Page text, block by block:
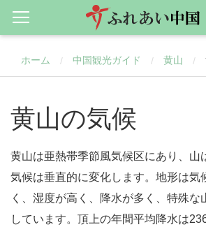
ホーム / 中国観光ガイド / 黄山 /
黄山の気候
黄山は亜熱帯季節風気候区にあり、山
気候は垂直的に変化します。地形は気
く、湿度が高く、降水が多く、特殊な
しています。頂上の年間平均降水は